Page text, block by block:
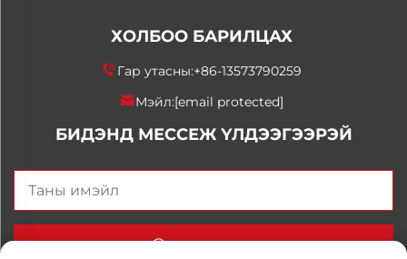
ХОЛБОО БАРИЛЦАХ
Гар утасны:+86-13573790259
Мэйл:[email protected]
БИДЭНД МЕССЕЖ ҮЛДЭЭГЭЭРЭЙ
Одоо илгээх